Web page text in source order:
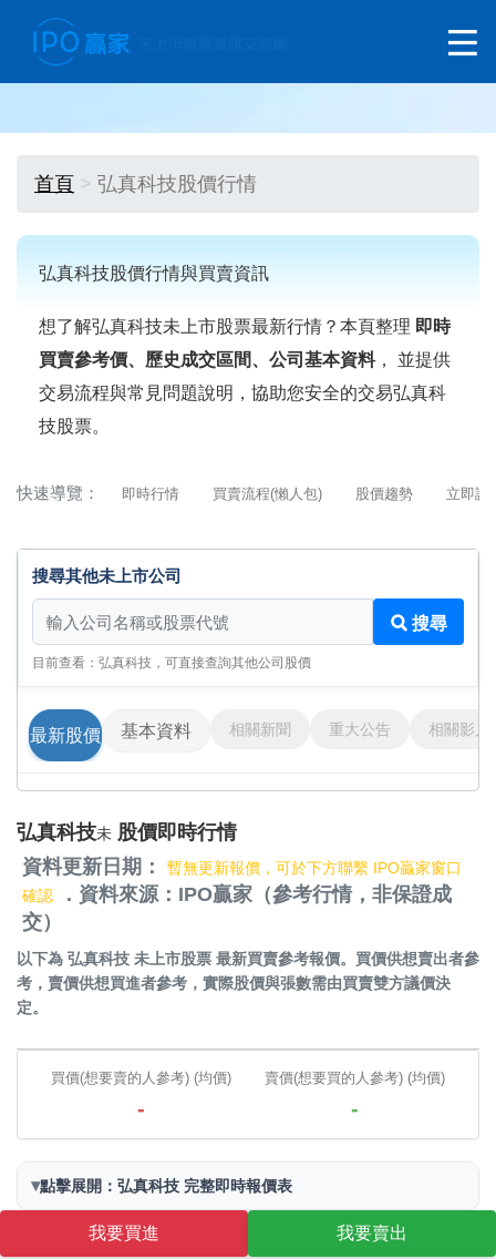
首頁 弘真科技股價行情
弘真科技股價行情與買賣資訊
想了解弘真科技未上市股票最新行情？本頁整理 即時
買賣參考價、歷史成交區間、公司基本資料， 並提供
交易流程與常見問題說明，協助您安全的交易弘真科
技股票。
快速導覽： 即時行情 買賣流程(懶人包) 股價趨勢 立即詢
搜尋其他未上市公司
搜尋其他未上市公司
搜尋
目前查看：弘真科技，可直接查詢其他公司股價
最新股價 基本資料 相關新聞 重大公告 相關影片
弘真科技未 股價即時行情
資料更新日期：
暫無更新報價，可於下方聯繫 IPO贏家窗口
確認
．資料來源：IPO贏家（參考行情，非保證成
交）
以下為 弘真科技 未上市股票 最新買賣參考報價。買價供想賣出者參
考，賣價供想買進者參考，實際股價與張數需由買賣雙方議價決
定。
買價(想要賣的人參考) (均價)
-
賣價(想要買的人參考) (均價)
-
▾點擊展開：弘真科技 完整即時報價表
我要買進
我要賣出